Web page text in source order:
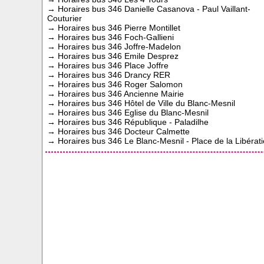
→ Horaires bus 346 Danielle Casanova - Paul Vaillant-
Couturier
→ Horaires bus 346 Pierre Montillet
→ Horaires bus 346 Foch-Gallieni
→ Horaires bus 346 Joffre-Madelon
→ Horaires bus 346 Emile Desprez
→ Horaires bus 346 Place Joffre
→ Horaires bus 346 Drancy RER
→ Horaires bus 346 Roger Salomon
→ Horaires bus 346 Ancienne Mairie
→ Horaires bus 346 Hôtel de Ville du Blanc-Mesnil
→ Horaires bus 346 Eglise du Blanc-Mesnil
→ Horaires bus 346 République - Paladilhe
→ Horaires bus 346 Docteur Calmette
→ Horaires bus 346 Le Blanc-Mesnil - Place de la